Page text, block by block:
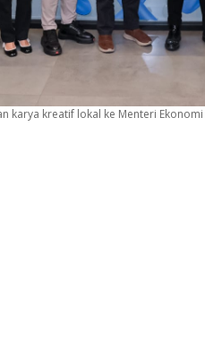
karya kreatif lokal ke Menteri Ekonomi